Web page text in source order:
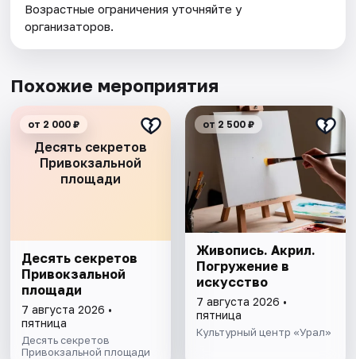
Возрастные ограничения уточняйте у
организаторов.
Похожие мероприятия
Десять секретов
Привокзальной
площади
от 2 000 ₽
Десять секретов
Привокзальной
площади
7 августа 2026 •
пятница
Десять секретов
Привокзальной площади
от 2 500 ₽
Живопись. Акрил.
Погружение в
искусство
7 августа 2026 •
пятница
Культурный центр «Урал»